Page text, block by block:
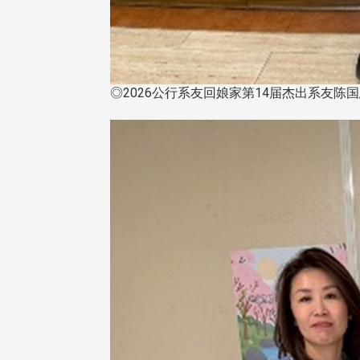
◎2026公行系友回娘家第14届杰出系友陈